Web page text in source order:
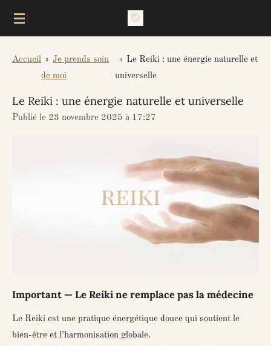
Passer
principal
Accueil » Je prends soin
de moi
» Le Reiki : une énergie naturelle et
universelle
Le Reiki : une énergie naturelle et universelle
Publié le 23 novembre 2025 à 17:27
Important — Le Reiki ne remplace pas la médecine
Le Reiki est une pratique énergétique douce qui soutient le
bien-être et l’harmonisation globale.